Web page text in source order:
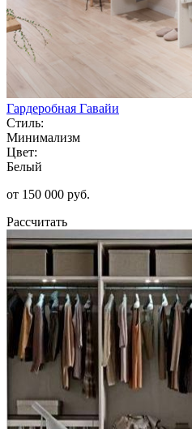
Гардеробная Гавайи
Стиль:
Минимализм
Цвет:
Белый
от 150 000 руб.
Рассчитать